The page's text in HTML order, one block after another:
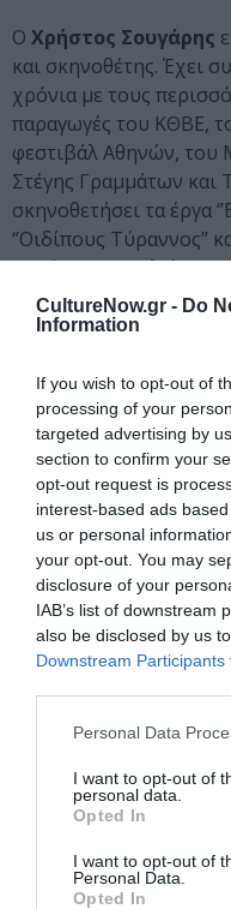
CultureNow.gr - Do
Information
If you wish to opt-out of
processing of your
targeted advertising by
section to confirm your
opt-out request is
interest-based ads
us or personal
your opt-out. You may
disclosure of your
IAB’s list of downstream
also be disclosed by us
Downstream Participants
Personal Data
I want to opt-out of
personal data.
Opted In
I want to opt-out of
Personal Data.
Opted In
Ο Χρήστος Σουγάρης
και σκηνοθέτης. Έχει
χρόνια με τους
παραγωγές του ΚΘΒΕ,
φεστιβάλ Αθηνών,
Στέγης Γραμμάτων και
σκηνοθετήσει τα έργα
‘’Οιδίπους Τύραννος’’
Ζουάν’’ του Μολιέρου,
δρόμος περνά από
έργα που σκηνοθέτησε
στο ΚΘΒΕ, στο Εθνικό
της Θεσσαλονίκης,
Ελευσίνας, στο
βραβεύτηκε από την
Μουσικής, με το
Κουν’’, για τις
Σοφοκλή ‘’Οιδίπους
είναι Υπεύθυνος για
Προγραμματισμού στο
Μια παραγωγή του
του Γιώργου
Θεατρικές Σκηνές.
Η παράσταση τελεί υπό
Πολιτισμού στο
Ταυτότητα